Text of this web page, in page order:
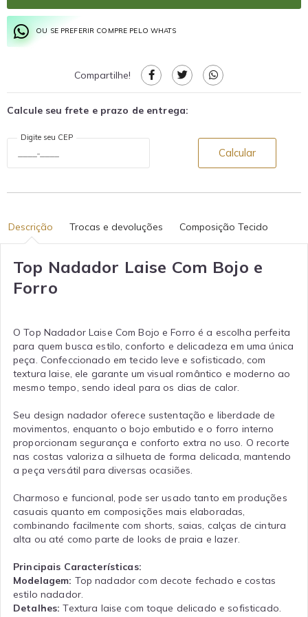
OU SE PREFERIR COMPRE PELO WHATS
Compartilhe!
Calcule seu frete e prazo de entrega:
Digite seu CEP
Calcular
Descrição Trocas e devoluções Composição Tecido
Top Nadador Laise Com Bojo e
Forro
O Top Nadador Laise Com Bojo e Forro é a escolha perfeita
para quem busca estilo, conforto e delicadeza em uma única
peça. Confeccionado em tecido leve e sofisticado, com
textura laise, ele garante um visual romântico e moderno ao
mesmo tempo, sendo ideal para os dias de calor.
Seu design nadador oferece sustentação e liberdade de
movimentos, enquanto o bojo embutido e o forro interno
proporcionam segurança e conforto extra no uso. O recorte
nas costas valoriza a silhueta de forma delicada, mantendo
a peça versátil para diversas ocasiões.
Charmoso e funcional, pode ser usado tanto em produções
casuais quanto em composições mais elaboradas,
combinando facilmente com shorts, saias, calças de cintura
alta ou até como parte de looks de praia e lazer.
Principais Características:
Modelagem: Top nadador com decote fechado e costas
estilo nadador.
Detalhes: Textura laise com toque delicado e sofisticado.